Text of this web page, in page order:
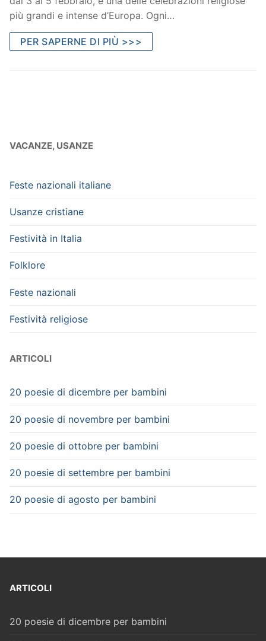
più grandi e intense d’Europa. Ogni…
PER SAPERNE DI PIÙ >>>
VACANZE, USANZE
Feste nazionali italiane
Usanze cristiane
Festività in Italia
Folklore
Feste nazionali
Festività religiose
ARTICOLI
20 poesie di dicembre per bambini
20 poesie di novembre per bambini
20 poesie di ottobre per bambini
20 poesie di settembre per bambini
20 poesie di agosto per bambini
ARTICOLI
20 poesie di dicembre per bambini